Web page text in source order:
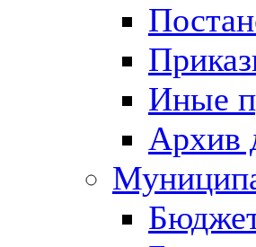
Иные
Архив